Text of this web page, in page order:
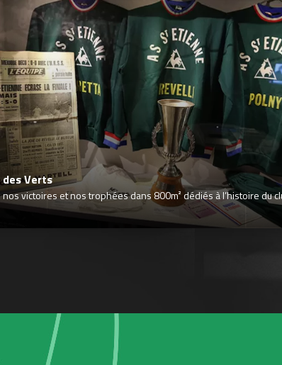
des Verts
victoires et nos trophées dans 800m² dédiés à l’histoire du